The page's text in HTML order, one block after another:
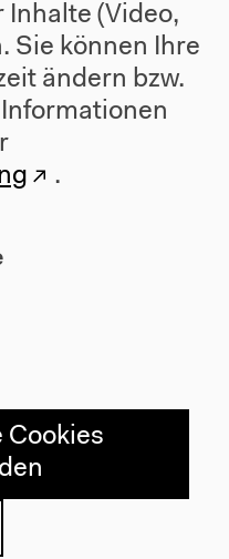
(Video,
Sie können Ihre
ändern bzw.
.
Cookies